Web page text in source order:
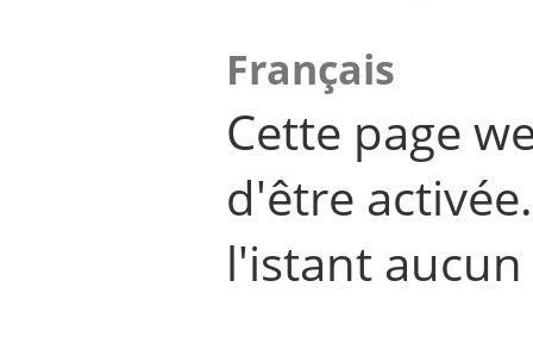
Français
Cette page
d'être
l'istant